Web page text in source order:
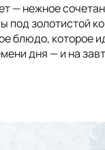
— нежное
под золотистой
блюдо, которое
дня — и на